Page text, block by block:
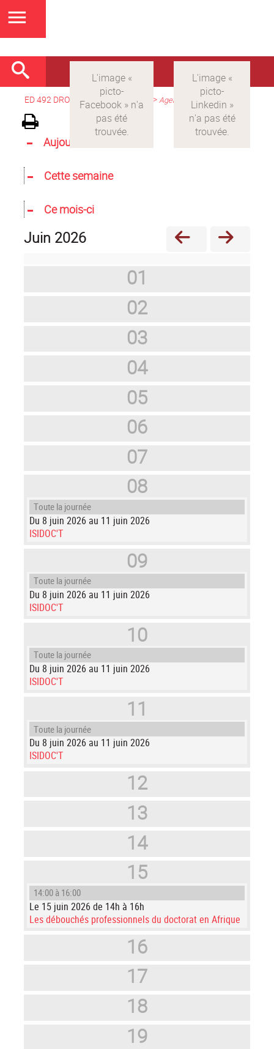
ED 492 DROIT > Version française >Agenda
Aujourd'hui
Cette semaine
Ce mois-ci
juin 2026
01
02
03
04
05
06
07
08
Toute la journée
Du 8 juin 2026 au 11 juin 2026
ISIDOC'T
09
Toute la journée
Du 8 juin 2026 au 11 juin 2026
ISIDOC'T
10
Toute la journée
Du 8 juin 2026 au 11 juin 2026
ISIDOC'T
11
Toute la journée
Du 8 juin 2026 au 11 juin 2026
ISIDOC'T
12
13
14
15
14:00 à 16:00
Le 15 juin 2026 de 14h à 16h
Les débouchés professionnels du doctorat en Afrique
16
17
18
19